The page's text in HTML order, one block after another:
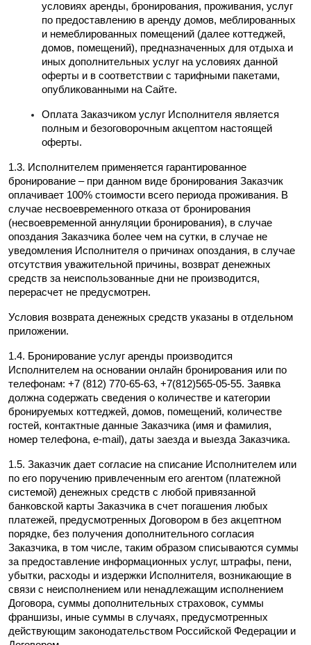
условиях аренды, бронирования, проживания, услуг
по предоставлению в аренду домов, меблированных
и немеблированных помещений (далее коттеджей,
домов, помещений), предназначенных для отдыха и
иных дополнительных услуг на условиях данной
оферты и в соответствии с тарифными пакетами,
опубликованными на Сайте.
Оплата Заказчиком услуг Исполнителя является
полным и безоговорочным акцептом настоящей
оферты.
1.3. Исполнителем применяется гарантированное
бронирование – при данном виде бронирования Заказчик
оплачивает 100% стоимости всего периода проживания. В
случае несвоевременного отказа от бронирования
(несвоевременной аннуляции бронирования), в случае
опоздания Заказчика более чем на сутки, в случае не
уведомления Исполнителя о причинах опоздания, в случае
отсутствия уважительной причины, возврат денежных
средств за неиспользованные дни не производится,
перерасчет не предусмотрен.
Условия возврата денежных средств указаны в отдельном
приложении.
1.4. Бронирование услуг аренды производится
Исполнителем на основании онлайн бронирования или по
телефонам: +7 (812) 770-65-63, +7(812)565-05-55. Заявка
должна содержать сведения о количестве и категории
бронируемых коттеджей, домов, помещений, количестве
гостей, контактные данные Заказчика (имя и фамилия,
номер телефона, e-mail), даты заезда и выезда Заказчика.
1.5. Заказчик дает согласие на списание Исполнителем или
по его поручению привлеченным его агентом (платежной
системой) денежных средств с любой привязанной
банковской карты Заказчика в счет погашения любых
платежей, предусмотренных Договором в без акцептном
порядке, без получения дополнительного согласия
Заказчика, в том числе, таким образом списываются суммы
за предоставление информационных услуг, штрафы, пени,
убытки, расходы и издержки Исполнителя, возникающие в
связи с неисполнением или ненадлежащим исполнением
Договора, суммы дополнительных страховок, суммы
франшизы, иные суммы в случаях, предусмотренных
действующим законодательством Российской Федерации и